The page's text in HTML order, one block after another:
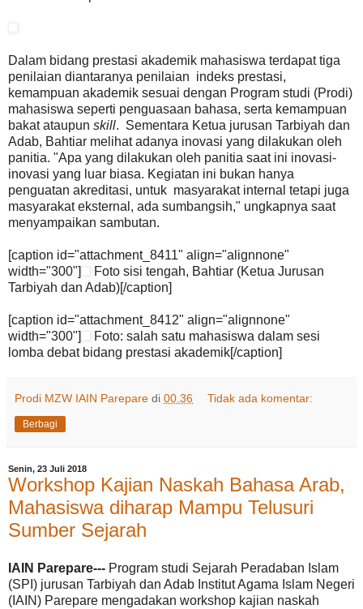
Dalam bidang prestasi akademik mahasiswa terdapat tiga
penilaian diantaranya penilaian indeks prestasi,
kemampuan akademik sesuai dengan Program studi (Prodi)
mahasiswa seperti penguasaan bahasa, serta kemampuan
bakat ataupun skill. Sementara Ketua jurusan Tarbiyah dan
Adab, Bahtiar melihat adanya inovasi yang dilakukan oleh
panitia. "Apa yang dilakukan oleh panitia saat ini inovasi-
inovasi yang luar biasa. Kegiatan ini bukan hanya
penguatan akreditasi, untuk masyarakat internal tetapi juga
masyarakat eksternal, ada sumbangsih," ungkapnya saat
menyampaikan sambutan.
[caption id="attachment_8411" align="alignnone"
width="300"]
Foto sisi tengah, Bahtiar (Ketua Jurusan
Tarbiyah dan Adab)[/caption]
[caption id="attachment_8412" align="alignnone"
width="300"]
Foto: salah satu mahasiswa dalam sesi
lomba debat bidang prestasi akademik[/caption]
Prodi MZW IAIN Parepare di 00.36 Tidak ada komentar:
Berbagi
Senin, 23 Juli 2018
Workshop Kajian Naskah Bahasa Arab,
Mahasiswa diharap Mampu Telusuri
Sumber Sejarah
IAIN Parepare--- Program studi Sejarah Peradaban Islam
(SPI) jurusan Tarbiyah dan Adab Institut Agama Islam Negeri
(IAIN) Parepare mengadakan workshop kajian naskah